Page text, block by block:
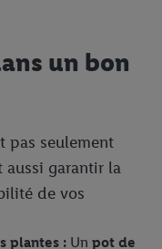
un bon
pas seulement
aussi garantir la
de vos
plantes : Un pot de